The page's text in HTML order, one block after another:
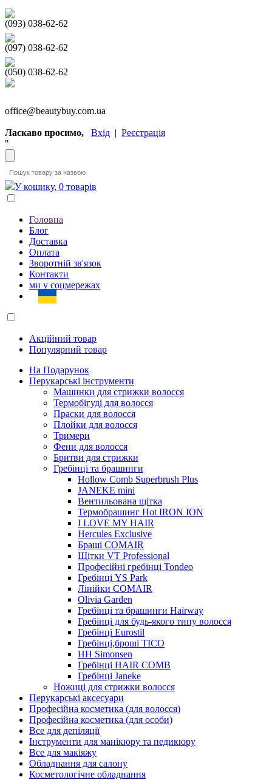
(093) 038-62-62
(097) 038-62-62
(050) 038-62-62
office@beautybuy.com.ua
Ласкаво просимо, Вхід | Реєстрація
"
У кошику, 0 товарів
Головна
Блог
Доставка
Оплата
Зворотній зв'язок
Контакти
ми у соцмережах
Акційний товар
Популярний товар
На Подарунок
Перукарські інструменти
Машинки для стрижки волосся
Термобігуді для волосся
Праски для волосся
Плойки для волосся
Тримери
Фени для волосся
Бритви для стрижки
Гребінці та брашинги
Hollow Comb Superbrush Plus
JANEKE mini
Вентильована щітка
Термобрашинг Hot IRON ION
I LOVE MY HAIR
Hercules Exclusive
Браші COMAIR
Щітки VT Professional
Професійні гребінці Tondeo
Гребінці YS Park
Лінійки COMAIR
Olivia Garden
Гребінці та брашинги Hairway
Гребінці для будь-якого типу волосся
Гребінці Eurostil
Гребінці,броші TICO
HH Simonsen
Гребінці HAIR COMB
Гребінці Janeke
Ножиці для стрижки волосся
Перукарські аксесуари
Професійна косметика (для волосся)
Професійна косметика (для особи)
Все для депіляції
Інструменти для манікюру та педикюру
Все для макіяжу
Обладнання для салону
Косметологічне обладнання